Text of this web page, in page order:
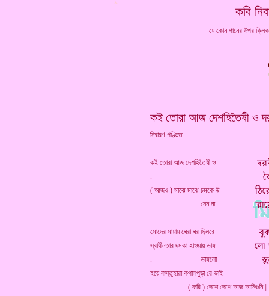
কই তোরা আজ দেশহিতৈষী ও
নিবারণ পণ্ডিত
কই তোরা আজ দেশহিতৈষী ও
.
( আজও ) মাঝে মাঝে চমকে উ
. যেন না
মোদের মায়ায় ঘেরা ঘর ছিলরে
স্বাধীনতার দমকা হাওয়ায় ভাঙ্গ
. ভাঙ্গলো
হয়ে বাস্তুহারা কপালপুড়া রে ভাই
. ( করি ) দেশে দেশে আজ আনিগুনি ||
কবি
যে কোন গানের উপর
*